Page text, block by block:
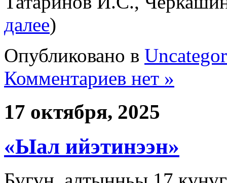
далее)
Опубликовано в
Комментариев нет »
17 октября, 2025
«Ыал ийэтинээн»